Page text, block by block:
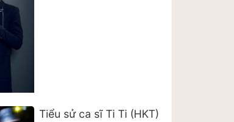
Tiểu sử ca sĩ Ti Ti (HKT)